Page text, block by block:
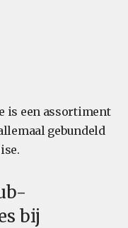
is een assortiment
gebundeld
bij